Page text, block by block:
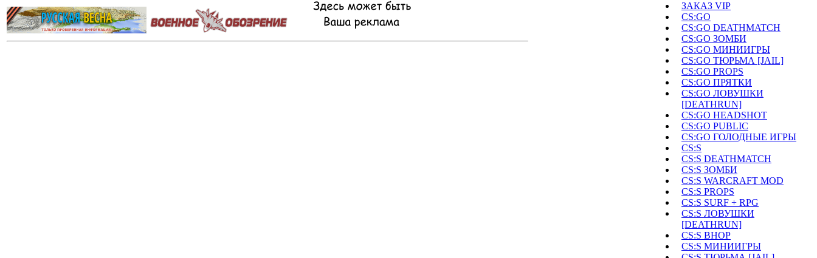
ЗАКАЗ VIP
CS:GO
CS:GO DEATHMATCH
CS:GO ЗОМБИ
CS:GO МИНИИГРЫ
CS:GO ТЮРЬМА [JAIL]
CS:GO PROPS
CS:GO ПРЯТКИ
CS:GO ЛОВУШКИ
[DEATHRUN]
CS:GO HEADSHOT
CS:GO PUBLIC
CS:GO ГОЛОДНЫЕ ИГРЫ
CS:S
CS:S DEATHMATCH
CS:S ЗОМБИ
CS:S WARCRAFT MOD
CS:S PROPS
CS:S SURF + RPG
CS:S ЛОВУШКИ
[DEATHRUN]
CS:S BHOP
CS:S МИНИИГРЫ